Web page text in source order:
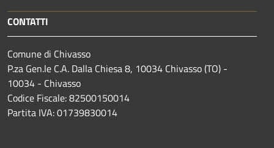
CONTATTI
Comune di Chivasso
P.za Gen.le C.A. Dalla Chiesa 8, 10034 Chivasso (TO) -
10034 - Chivasso
Codice Fiscale: 82500150014
Partita IVA: 01739830014